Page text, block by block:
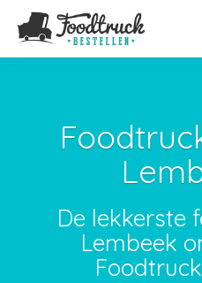
De lekkerste
Lembeek